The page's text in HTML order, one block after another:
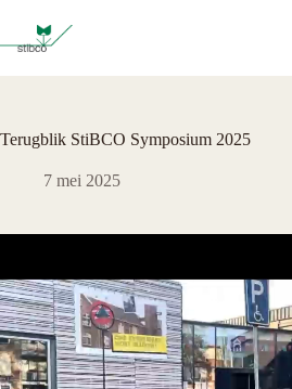
de
Terugblik StiBCO Symposium 2025
7 mei 2025